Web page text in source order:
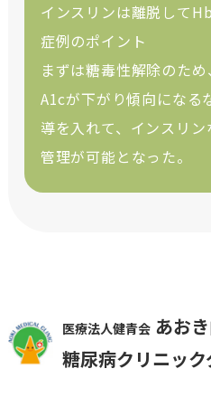
インスリンは離脱して
症例のポイント
まずは糖毒性解除のため
A1cが下がり傾向になる
導を入れて、インスリ
管理が可能となった。
医療法人健青会あおき
糖尿病クリニッ